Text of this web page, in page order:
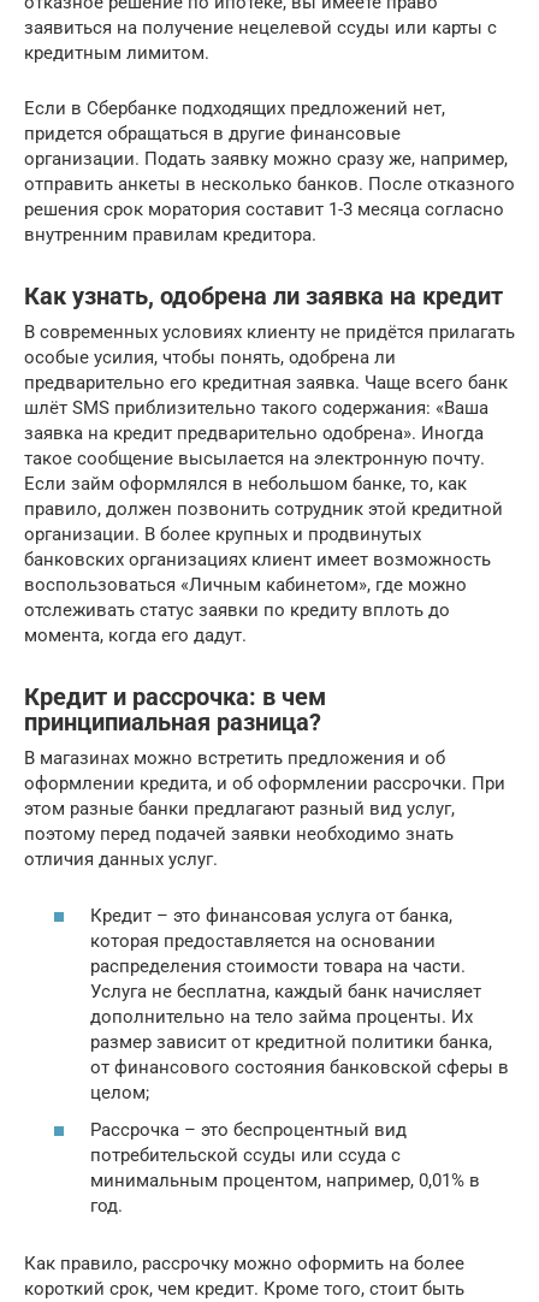
заявиться на получение нецелевой ссуды или карты с
кредитным лимитом.
Если в Сбербанке подходящих предложений нет,
придется обращаться в другие финансовые
организации. Подать заявку можно сразу же, например,
отправить анкеты в несколько банков. После отказного
решения срок моратория составит 1-3 месяца согласно
внутренним правилам кредитора.
Как узнать, одобрена ли заявка на кредит
В современных условиях клиенту не придётся прилагать
особые усилия, чтобы понять, одобрена ли
предварительно его кредитная заявка. Чаще всего банк
шлёт SMS приблизительно такого содержания: «Ваша
заявка на кредит предварительно одобрена». Иногда
такое сообщение высылается на электронную почту.
Если займ оформлялся в небольшом банке, то, как
правило, должен позвонить сотрудник этой кредитной
организации. В более крупных и продвинутых
банковских организациях клиент имеет возможность
воспользоваться «Личным кабинетом», где можно
отслеживать статус заявки по кредиту вплоть до
момента, когда его дадут.
Кредит и рассрочка: в чем
принципиальная разница?
В магазинах можно встретить предложения и об
оформлении кредита, и об оформлении рассрочки. При
этом разные банки предлагают разный вид услуг,
поэтому перед подачей заявки необходимо знать
отличия данных услуг.
Кредит – это финансовая услуга от банка,
которая предоставляется на основании
распределения стоимости товара на части.
Услуга не бесплатна, каждый банк начисляет
дополнительно на тело займа проценты. Их
размер зависит от кредитной политики банка,
от финансового состояния банковской сферы в
целом;
Рассрочка – это беспроцентный вид
потребительской ссуды или ссуда с
минимальным процентом, например, 0,01% в
год.
Как правило, рассрочку можно оформить на более
короткий срок, чем кредит. Кроме того, стоит быть